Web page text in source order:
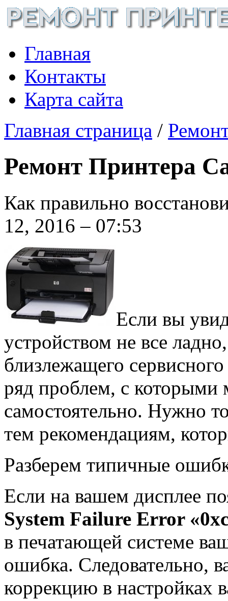
Главная
Контакты
Карта сайта
Главная страница /
Ремонт Принтера
Как правильно
12, 2016 – 07:53
Если вы
устройством не все
близлежащего
ряд проблем, с которыми
самостоятельно. Нужно
тем рекомендациям,
Разберем типичные
Если на вашем дисплее
System Failure Error
в печатающей системе
ошибка. Следовательно,
коррекцию в настройках